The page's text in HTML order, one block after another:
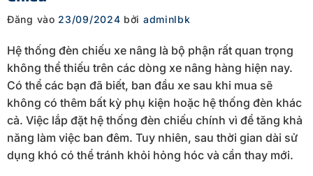
Đăng vào 23/09/2024 bởi adminlbk
Hệ thống đèn chiếu xe nâng là bộ phận rất quan trọng
không thể thiếu trên các dòng xe nâng hàng hiện nay.
Có thể các bạn đã biết, ban đầu xe sau khi mua sẽ
không có thêm bất kỳ phụ kiện hoặc hệ thống đèn khác
cả. Việc lắp đặt hệ thống đèn chiếu chính vì để tăng khả
năng làm việc ban đêm. Tuy nhiên, sau thời gian dài sử
dụng khó có thể tránh khỏi hỏng hóc và cần thay mới.